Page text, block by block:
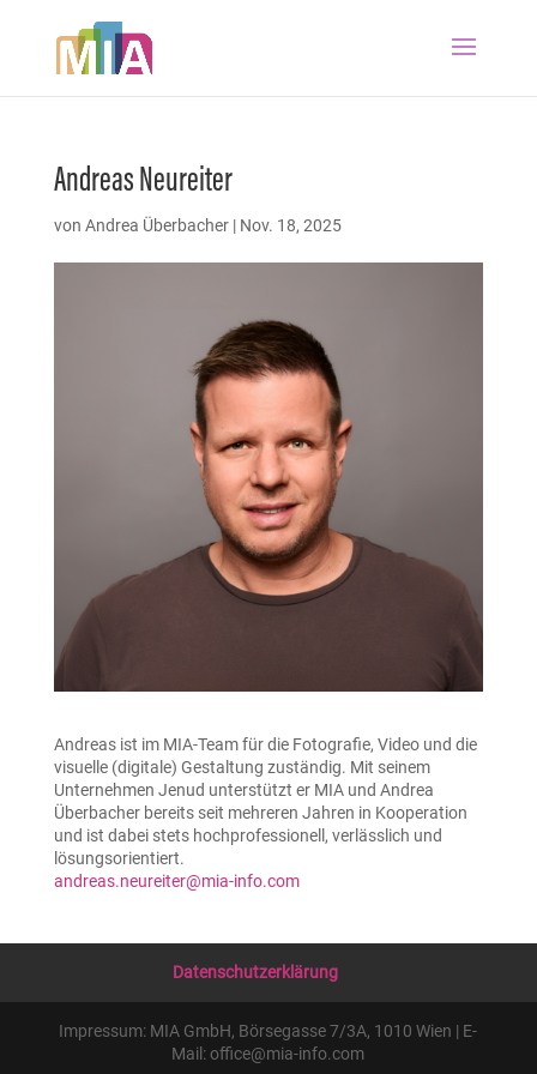
Andreas Neureiter
von Andrea Überbacher| Nov. 18, 2025
Andreas ist im MIA-Team für die Fotografie, Video und die
visuelle (digitale) Gestaltung zuständig. Mit seinem
Unternehmen Jenud unterstützt er MIA und Andrea
Überbacher bereits seit mehreren Jahren in Kooperation
und ist dabei stets hochprofessionell, verlässlich und
lösungsorientiert.
andreas.neureiter@mia-info.com
Datenschutzerklärung
Impressum: MIA GmbH, Börsegasse 7/3A, 1010 Wien | E-
Mail: office@mia-info.com